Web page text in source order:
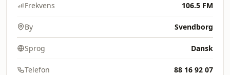
Frekvens 106.5 FM
By Svendborg
Sprog Dansk
Telefon 88 16 92 07